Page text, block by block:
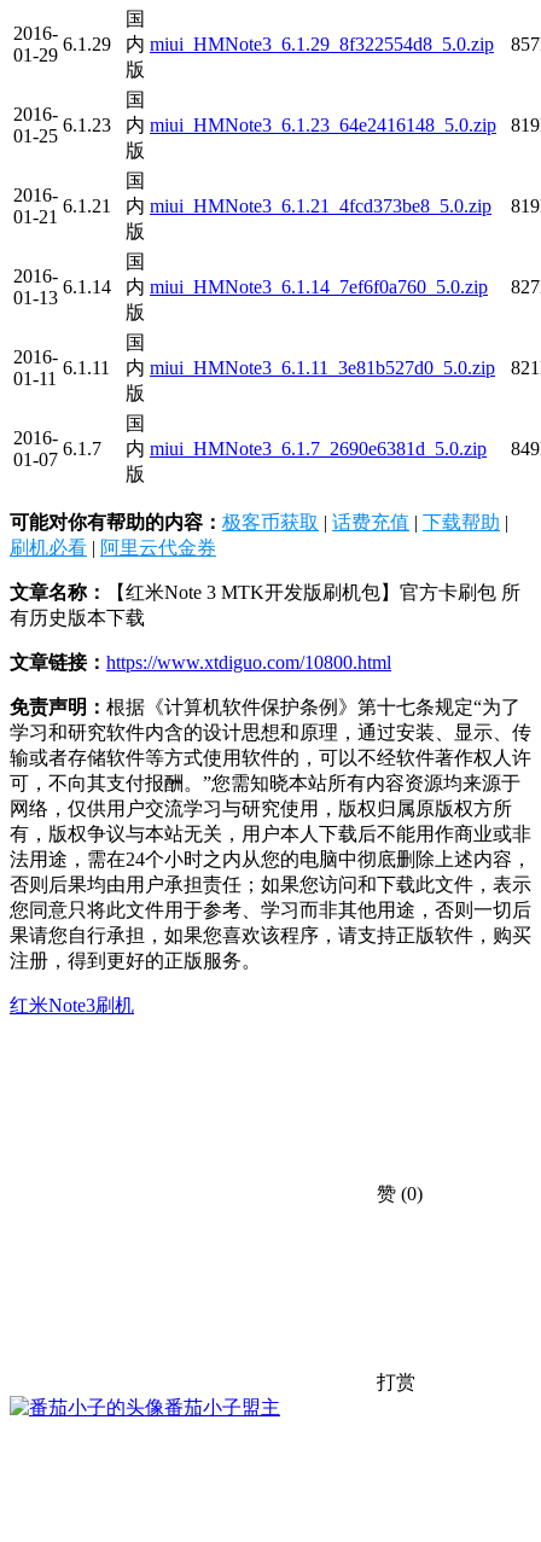
2016-
01-29
6.1.29
国
内
版
miui_HMNote3_6.1.29_8f322554d8_5.0.zip
2016-
01-25
6.1.23
国
内
版
miui_HMNote3_6.1.23_64e2416148_5.0.zip
2016-
01-21
6.1.21
国
内
版
miui_HMNote3_6.1.21_4fcd373be8_5.0.zip
2016-
01-13
6.1.14
国
内
版
miui_HMNote3_6.1.14_7ef6f0a760_5.0.zip
2016-
01-11
6.1.11
国
内
版
miui_HMNote3_6.1.11_3e81b527d0_5.0.zip
2016-
01-07
6.1.7
国
内
版
miui_HMNote3_6.1.7_2690e6381d_5.0.zip
可能对你有帮助的内容： 极客币获取 | 话费充值 | 下载帮助 |
刷机必看 | 阿里云代金券
文章名称：
【红米Note 3 MTK开发版刷机包】官方卡刷包 所
有历史版本下载
文章链接： https://www.xtdiguo.com/10800.html
免责声明： 根据《计算机软件保护条例》第十七条规定“为了
学习和研究软件内含的设计思想和原理，通过安装、显示、传
输或者存储软件等方式使用软件的，可以不经软件著作权人许
可，不向其支付报酬。”您需知晓本站所有内容资源均来源于
网络，仅供用户交流学习与研究使用，版权归属原版权方所
有，版权争议与本站无关，用户本人下载后不能用作商业或非
法用途，需在24个小时之内从您的电脑中彻底删除上述内容，
否则后果均由用户承担责任；如果您访问和下载此文件，表示
您同意只将此文件用于参考、学习而非其他用途，否则一切后
果请您自行承担，如果您喜欢该程序，请支持正版软件，购买
注册，得到更好的正版服务。
红米Note3刷机
赞 (0)
打赏
番茄小子盟主